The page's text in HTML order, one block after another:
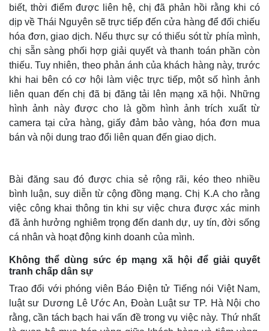
Thế giới
Quan sát
Hồ sơ
Multimedia
Video
E-Magazine
biết, thời điểm được liên hệ, chị đã phản hồi rằng khi có
dịp về Thái Nguyên sẽ trực tiếp đến cửa hàng để đối chiếu
hóa đơn, giao dịch. Nếu thực sự có thiếu sót từ phía mình,
chị sẵn sàng phối hợp giải quyết và thanh toán phần còn
thiếu. Tuy nhiên, theo phản ánh của khách hàng này, trước
khi hai bên có cơ hội làm việc trực tiếp, một số hình ảnh
liên quan đến chị đã bị đăng tải lên mạng xã hội. Những
hình ảnh này được cho là gồm hình ảnh trích xuất từ
camera tại cửa hàng, giấy đảm bảo vàng, hóa đơn mua
bán và nội dung trao đổi liên quan đến giao dịch.
Bài đăng sau đó được chia sẻ rộng rãi, kéo theo nhiều
bình luận, suy diễn từ cộng đồng mạng. Chị K.A cho rằng
việc công khai thông tin khi sự việc chưa được xác minh
đã ảnh hưởng nghiêm trọng đến danh dự, uy tín, đời sống
cá nhân và hoạt động kinh doanh của mình.
Không thể dùng sức ép mạng xã hội để giải quyết
tranh chấp dân sự
Trao đổi với phóng viên Báo Điện tử Tiếng nói Việt Nam,
luật sư Dương Lê Ước An, Đoàn Luật sư TP. Hà Nội cho
rằng, cần tách bạch hai vấn đề trong vụ việc này. Thứ nhất